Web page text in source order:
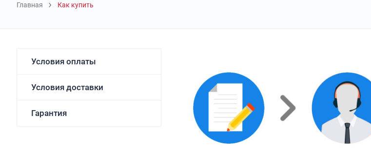
Главная Как купить
Условия оплаты
Условия доставки
Гарантия